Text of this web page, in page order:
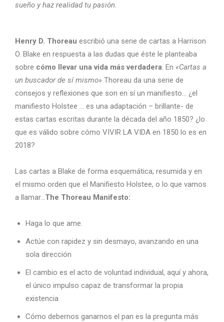
sueño y haz realidad tu pasión.
Henry D. Thoreau escribió una serie de cartas a Harrison
O. Blake en respuesta a las dudas que éste le planteaba
sobre cómo llevar una vida más verdadera. En «Cartas a
un buscador de sí mismo» Thoreau da una serie de
consejos y reflexiones que son en sí un manifiesto… ¿el
manifiesto Holstee … es una adaptación – brillante- de
estas cartas escritas durante la década del año 1850? ¿lo
que es válido sobre cómo VIVIR LA VIDA en 1850 lo es en
2018?
Las cartas a Blake de forma esquemática, resumida y en
el mismo orden que el Manifiesto Holstee, o lo que vamos
a llamar…The Thoreau Manifesto:
Haga lo que ame.
Actúe con rapidez y sin desmayo, avanzando en una
sola dirección
El cambio es el acto de voluntad individual, aquí y ahora,
el único impulso capaz de transformar la propia
existencia
Cómo debernos ganarnos el pan es la pregunta más